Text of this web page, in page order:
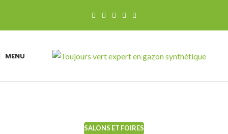
MENU
SALONS ET FOIRES